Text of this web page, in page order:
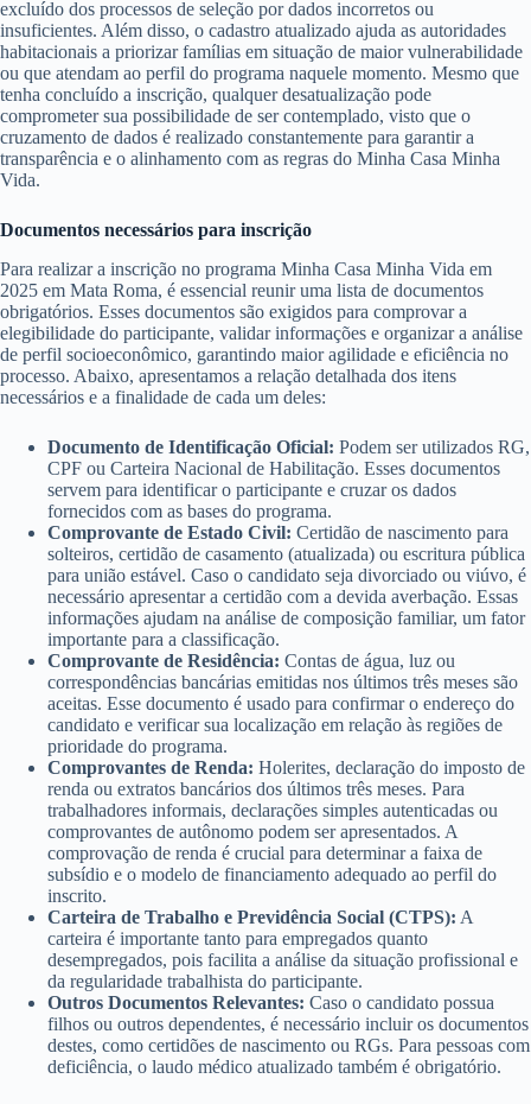
excluído dos processos de seleção por dados incorretos ou
insuficientes. Além disso, o cadastro atualizado ajuda as autoridades
habitacionais a priorizar famílias em situação de maior vulnerabilidade
ou que atendam ao perfil do programa naquele momento. Mesmo que
tenha concluído a inscrição, qualquer desatualização pode
comprometer sua possibilidade de ser contemplado, visto que o
cruzamento de dados é realizado constantemente para garantir a
transparência e o alinhamento com as regras do Minha Casa Minha
Vida.
Documentos necessários para inscrição
Para realizar a inscrição no programa Minha Casa Minha Vida em
2025 em Mata Roma, é essencial reunir uma lista de documentos
obrigatórios. Esses documentos são exigidos para comprovar a
elegibilidade do participante, validar informações e organizar a análise
de perfil socioeconômico, garantindo maior agilidade e eficiência no
processo. Abaixo, apresentamos a relação detalhada dos itens
necessários e a finalidade de cada um deles:
Documento de Identificação Oficial: Podem ser utilizados RG,
CPF ou Carteira Nacional de Habilitação. Esses documentos
servem para identificar o participante e cruzar os dados
fornecidos com as bases do programa.
Comprovante de Estado Civil: Certidão de nascimento para
solteiros, certidão de casamento (atualizada) ou escritura pública
para união estável. Caso o candidato seja divorciado ou viúvo, é
necessário apresentar a certidão com a devida averbação. Essas
informações ajudam na análise de composição familiar, um fator
importante para a classificação.
Comprovante de Residência: Contas de água, luz ou
correspondências bancárias emitidas nos últimos três meses são
aceitas. Esse documento é usado para confirmar o endereço do
candidato e verificar sua localização em relação às regiões de
prioridade do programa.
Comprovantes de Renda: Holerites, declaração do imposto de
renda ou extratos bancários dos últimos três meses. Para
trabalhadores informais, declarações simples autenticadas ou
comprovantes de autônomo podem ser apresentados. A
comprovação de renda é crucial para determinar a faixa de
subsídio e o modelo de financiamento adequado ao perfil do
inscrito.
Carteira de Trabalho e Previdência Social (CTPS): A
carteira é importante tanto para empregados quanto
desempregados, pois facilita a análise da situação profissional e
da regularidade trabalhista do participante.
Outros Documentos Relevantes: Caso o candidato possua
filhos ou outros dependentes, é necessário incluir os documentos
destes, como certidões de nascimento ou RGs. Para pessoas com
deficiência, o laudo médico atualizado também é obrigatório.